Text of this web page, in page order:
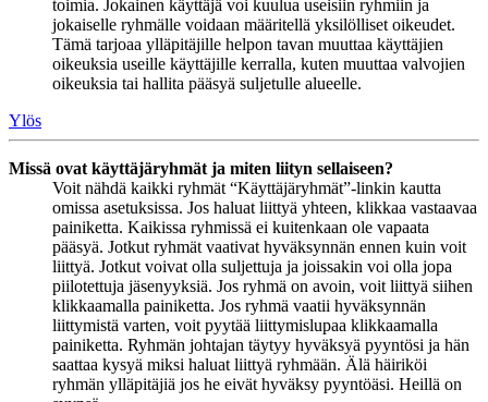
toimia. Jokainen käyttäjä voi kuulua useisiin ryhmiin ja
jokaiselle ryhmälle voidaan määritellä yksilölliset oikeudet.
Tämä tarjoaa ylläpitäjille helpon tavan muuttaa käyttäjien
oikeuksia useille käyttäjille kerralla, kuten muuttaa valvojien
oikeuksia tai hallita pääsyä suljetulle alueelle.
Ylös
Missä ovat käyttäjäryhmät ja miten liityn sellaiseen?
Voit nähdä kaikki ryhmät “Käyttäjäryhmät”-linkin kautta
omissa asetuksissa. Jos haluat liittyä yhteen, klikkaa vastaavaa
painiketta. Kaikissa ryhmissä ei kuitenkaan ole vapaata
pääsyä. Jotkut ryhmät vaativat hyväksynnän ennen kuin voit
liittyä. Jotkut voivat olla suljettuja ja joissakin voi olla jopa
piilotettuja jäsenyyksiä. Jos ryhmä on avoin, voit liittyä siihen
klikkaamalla painiketta. Jos ryhmä vaatii hyväksynnän
liittymistä varten, voit pyytää liittymislupaa klikkaamalla
painiketta. Ryhmän johtajan täytyy hyväksyä pyyntösi ja hän
saattaa kysyä miksi haluat liittyä ryhmään. Älä häiriköi
ryhmän ylläpitäjiä jos he eivät hyväksy pyyntöäsi. Heillä on